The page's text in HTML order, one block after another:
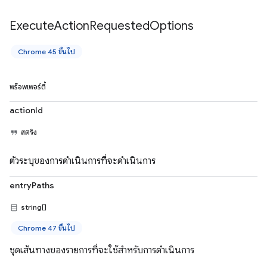
ExecuteActionRequestedOptions
Chrome 45 ขึ้นไป
พร็อพเพอร์ตี้
actionId
สตริง
ตัวระบุของการดำเนินการที่จะดำเนินการ
entryPaths
string[]
Chrome 47 ขึ้นไป
ชุดเส้นทางของรายการที่จะใช้สำหรับการดำเนินการ